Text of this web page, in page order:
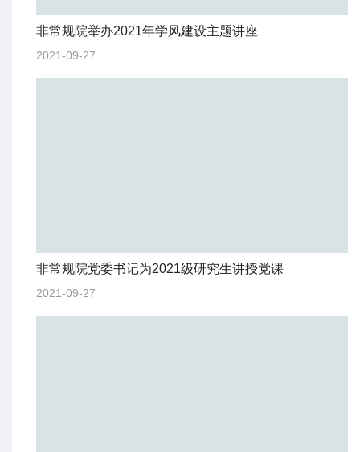
非常规院举办2021年学风建设主题讲座
2021-09-27
非常规院党委书记为2021级研究生讲授党课
2021-09-27